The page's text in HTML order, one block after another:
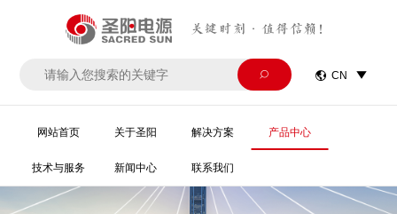
关键时刻·值得信赖！
  CN 
网站首页 关于圣阳 解决方案 产品中心
技术与服务 新闻中心 联系我们